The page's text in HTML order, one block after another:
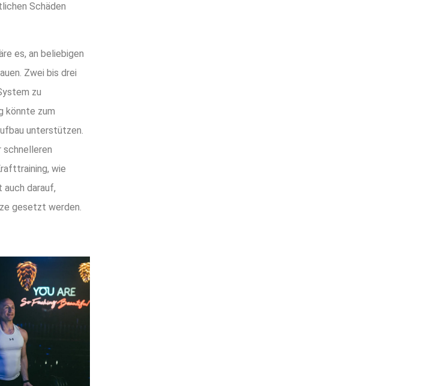
Schäden
es, an beliebigen
Zwei bis drei
zu
könnte zum
unterstützen.
schnelleren
wie
auch darauf,
gesetzt werden.